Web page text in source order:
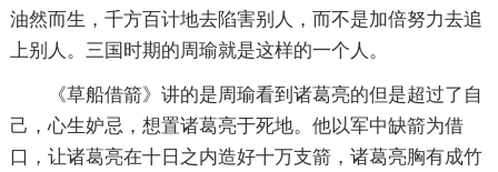
油然而生，千方百计地去陷害别人，而不是加倍努力去追
上别人。三国时期的周瑜就是这样的一个人。
《草船借箭》讲的是周瑜看到诸葛亮的但是超过了自
己，心生妒忌，想置诸葛亮于死地。他以军中缺箭为借
口，让诸葛亮在十日之内造好十万支箭，诸葛亮胸有成竹